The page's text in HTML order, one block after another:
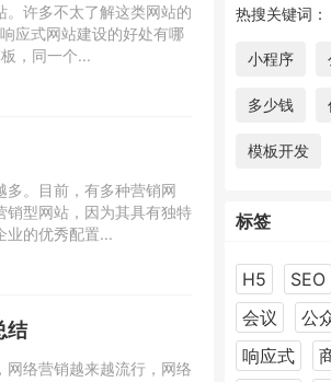
许多不太了解这类网站的
应式网站建设的好处有哪
，同一个...
多。目前，有多种营销网
销型网站，因为其具有独特
业的优秀配置...
结
络营销越来越流行，网络
热搜关键词：
小程序
多少钱
模板开发
标签
H5 SEO
会议
公
响应式